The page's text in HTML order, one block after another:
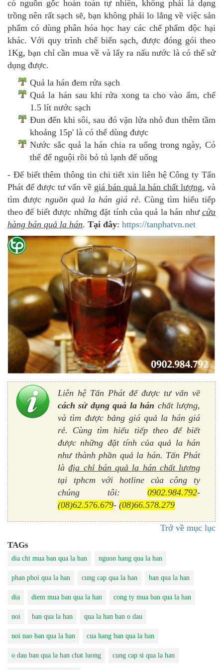
có nguồn gốc hoàn toàn tự nhiên, không phải là dạng
trồng nên rất sạch sẽ, bạn không phải lo lắng về việc sản
phẩm có dùng phân hóa học hay các chế phẩm độc hại
khác. Với quy trình chế biến sạch, được đóng gói theo
1Kg, bạn chỉ cần mua về và lấy ra nấu nước là có thể sử
dụng được.
Quả la hán đem rửa sạch
Quả la hán sau khi rửa xong ta cho vào ấm, chế
1.5 lít nước sạch
Đun đến khi sôi, sau đó vặn lửa nhỏ đun thêm tầm
khoảng 15p' là có thể dùng được
Nước sắc quả la hán chia ra uống trong ngày, Có
thể để nguội rồi bỏ tủ lạnh để uống
- Để biết thêm thông tin chi tiết xin liên hệ Công ty Tấn
Phát để được tư vấn về giá bán quả la hán chất lượng, và
tìm được nguồn quả la hán giá rẻ. Cùng tìm hiểu tiếp
theo để biết được những đặt tính của quả la hán như cửa
hàng bán quả la hán. Tại đây: https://tanphatvn.net
Liên hệ Tấn Phát để được tư vấn về
cách sử dụng quả la hán chất lượng,
và tìm đượcbảng giá quả la hán giá
rẻ. Cùng tìm hiểu tiếp theo để biết
được những đặt tính của quả la hán
như thành phần quả la hán. Tấn Phát
làđịa chỉ bán quả la hán chất lượng
tại tphcm với hotline của công ty
chúng tôi: 0902.984.792-
(08)62.576.679- (08)66.578.279
Trở về mục lục
TAGs
dia chi mua ban qua la han nguon hang qua la han
phan phoi qua la han cung cap qua la han ban qua la han
dia diem mua ban qua la han cong ty mua ban qua la han
noi ban qua la han qua la han ban o dau
noi nao ban qua la han cua hang ban qua la han
o dau ban qua la han chat luong cung cap si qua la han